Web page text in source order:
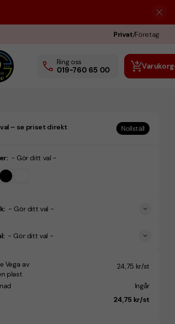
Privat/Företag
Ring oss
019-760 65 00
– se priset direkt Nollställ
: - Gör ditt val -
: - Gör ditt val -
: - Gör ditt val -
Vega av
plast
24,75 kr/st
Ingår
24,75 kr/st